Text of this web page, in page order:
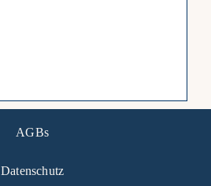
AGBs
Datenschutz